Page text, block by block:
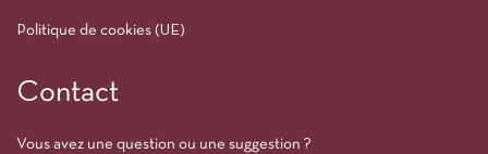
Politique de cookies (UE)
Contact
Vous avez une question ou une suggestion ?